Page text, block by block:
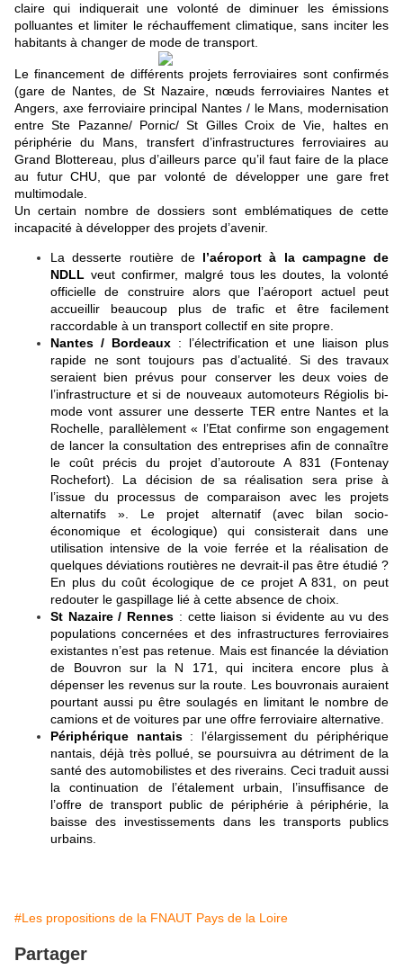
claire qui indiquerait une volonté de diminuer les émissions
polluantes et limiter le réchauffement climatique, sans inciter les
habitants à changer de mode de transport.
Le financement de différents projets ferroviaires sont confirmés
(gare de Nantes, de St Nazaire, nœuds ferroviaires Nantes et
Angers, axe ferroviaire principal Nantes / le Mans, modernisation
entre Ste Pazanne/ Pornic/ St Gilles Croix de Vie, haltes en
périphérie du Mans, transfert d’infrastructures ferroviaires au
Grand Blottereau, plus d’ailleurs parce qu’il faut faire de la place
au futur CHU, que par volonté de développer une gare fret
multimodale.
Un certain nombre de dossiers sont emblématiques de cette
incapacité à développer des projets d’avenir.
La desserte routière de l’aéroport à la campagne de
NDLL veut confirmer, malgré tous les doutes, la volonté
officielle de construire alors que l’aéroport actuel peut
accueillir beaucoup plus de trafic et être facilement
raccordable à un transport collectif en site propre.
Nantes / Bordeaux: l’électrification et une liaison plus
rapide ne sont toujours pas d’actualité. Si des travaux
seraient bien prévus pour conserver les deux voies de
l’infrastructure et si de nouveaux automoteurs Régiolis bi-
mode vont assurer une desserte TER entre Nantes et la
Rochelle, parallèlement « l’Etat confirme son engagement
de lancer la consultation des entreprises afin de connaître
le coût précis du projet d’autoroute A 831 (Fontenay
Rochefort). La décision de sa réalisation sera prise à
l’issue du processus de comparaison avec les projets
alternatifs ». Le projet alternatif (avec bilan socio-
économique et écologique) qui consisterait dans une
utilisation intensive de la voie ferrée et la réalisation de
quelques déviations routières ne devrait-il pas être étudié ?
En plus du coût écologique de ce projet A 831, on peut
redouter le gaspillage lié à cette absence de choix.
St Nazaire / Rennes : cette liaison si évidente au vu des
populations concernées et des infrastructures ferroviaires
existantes n’est pas retenue. Mais est financée la déviation
de Bouvron sur la N 171, qui incitera encore plus à
dépenser les revenus sur la route. Les bouvronais auraient
pourtant aussi pu être soulagés en limitant le nombre de
camions et de voitures par une offre ferroviaire alternative.
Périphérique nantais: l’élargissement du périphérique
nantais, déjà très pollué, se poursuivra au détriment de la
santé des automobilistes et des riverains. Ceci traduit aussi
la continuation de l’étalement urbain, l’insuffisance de
l’offre de transport public de périphérie à périphérie, la
baisse des investissements dans les transports publics
urbains.
#Les propositions de la FNAUT Pays de la Loire
Partager